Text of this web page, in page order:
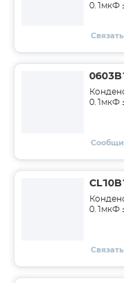
0.1мкФ
0.1мкФ
0.1мкФ